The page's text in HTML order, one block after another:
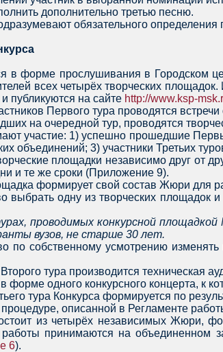
дополнительно третью песню.
обязательного
в форме прослушивания в Городском
всех четырёх творческих
публикуются на сайте http://www.ksp-
Первого тура проводятся
на очередной тур, проводятся
участие: 1) успешно прошедшие
объединений; 3) участники Третьих
площадки независимо друг от
и те же сроки (Приложение 9).
формирует свой состав Жюри для
выбрать одну из творческих площадок
проводимых конкурсной
вузов, не старше 30 лет.
по собственному усмотрению
тура производится техническая
форме одного конкурсного концерта, к
тура Конкурса формируется по
описанной в Регламенте
из четырёх независимых Жюри,
принимаются на объединенном
6).